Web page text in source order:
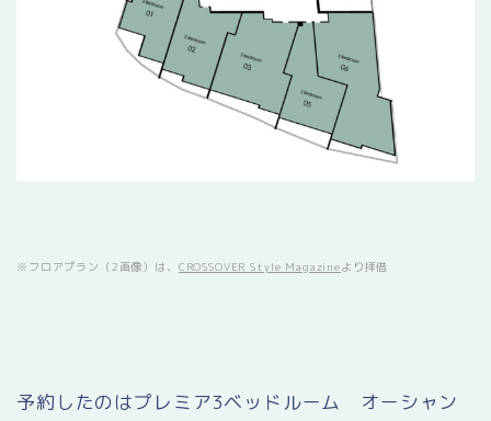
※フロアプラン（2画像）は、 CROSSOVER Style Magazineより拝借
予約したのはプレミア3ベッドルーム オーシャン